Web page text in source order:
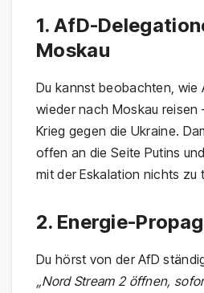
1. AfD-
Moskau
Du kannst beobachten, wie
wieder nach Moskau reisen
Krieg gegen die Ukraine.
offen an die Seite Putins
mit der Eskalation nichts zu
2. Energie-
Du hörst von der AfD
„Nord Stream 2 öffnen,